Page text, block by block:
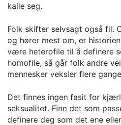
kalle seg.
Folk skifter selvsagt også fil.
og hører mest om, er
være heterofile til å definere
homofile, så går folk andre
mennesker veksler flere
Det finnes ingen fasit for
seksualitet. Finn det som
definere deg som det ene